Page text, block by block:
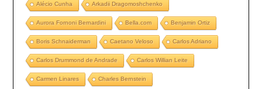
Alécio Cunha Arkadii Dragomoshchenko
Aurora Fornoni Bernardini Bella.com Benjamin Ortiz
Boris Schnaiderman Caetano Veloso Carlos Adriano
Carlos Drummond de Andrade Carlos Willian Leite
Carmen Linares Charles Bernstein